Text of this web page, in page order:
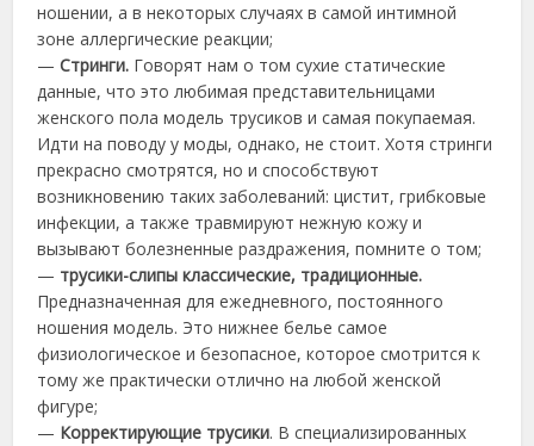
ношении, а в некоторых случаях в самой интимной
зоне аллергические реакции;
—Стринги. Говорят нам о том сухие статические
данные, что это любимая представительницами
женского пола модель трусиков и самая покупаемая.
Идти на поводу у моды, однако, не стоит. Хотя стринги
прекрасно смотрятся, но и способствуют
возникновению таких заболеваний: цистит, грибковые
инфекции, а также травмируют нежную кожу и
вызывают болезненные раздражения, помните о том;
— трусики-слипы классические, традиционные.
Предназначенная для ежедневного, постоянного
ношения модель. Это нижнее белье самое
физиологическое и безопасное, которое смотрится к
тому же практически отлично на любой женской
фигуре;
— Корректирующие трусики. В специализированных